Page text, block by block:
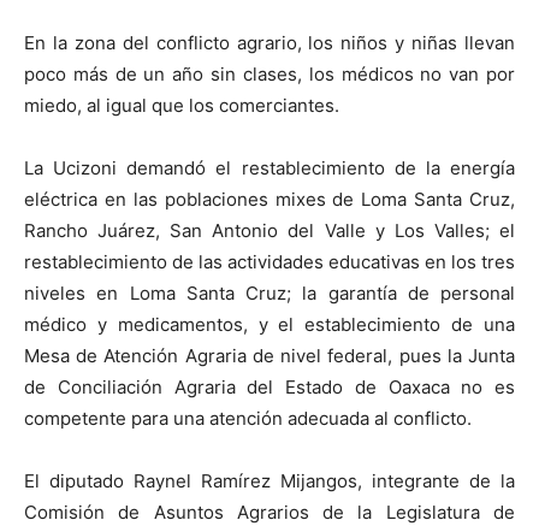
En la zona del conflicto agrario, los niños y niñas llevan
poco más de un año sin clases, los médicos no van por
miedo, al igual que los comerciantes.
La Ucizoni demandó el restablecimiento de la energía
eléctrica en las poblaciones mixes de Loma Santa Cruz,
Rancho Juárez, San Antonio del Valle y Los Valles; el
restablecimiento de las actividades educativas en los tres
niveles en Loma Santa Cruz; la garantía de personal
médico y medicamentos, y el establecimiento de una
Mesa de Atención Agraria de nivel federal, pues la Junta
de Conciliación Agraria del Estado de Oaxaca no es
competente para una atención adecuada al conflicto.
El diputado Raynel Ramírez Mijangos, integrante de la
Comisión de Asuntos Agrarios de la Legislatura de